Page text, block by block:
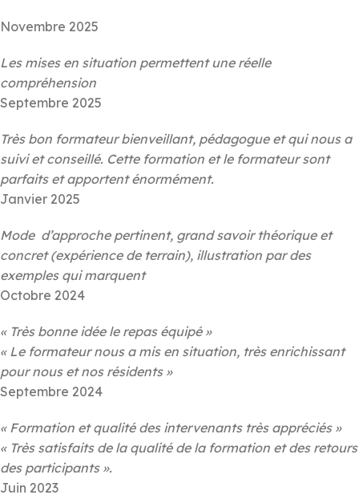
Novembre 2025
Les mises en situation permettent une réelle
compréhension
Septembre 2025
Très bon formateur bienveillant, pédagogue et qui nous a
suivi et conseillé. Cette formation et le formateur sont
parfaits et apportent énormément.
Janvier 2025
Mode d’approche pertinent, grand savoir théorique et
concret (expérience de terrain), illustration par des
exemples qui marquent
Octobre 2024
« Très bonne idée le repas équipé »
« Le formateur nous a mis en situation, très enrichissant
pour nous et nos résidents »
Septembre 2024
« Formation et qualité des intervenants très appréciés »
« Très satisfaits de la qualité de la formation et des retours
des participants ».
Juin 2023